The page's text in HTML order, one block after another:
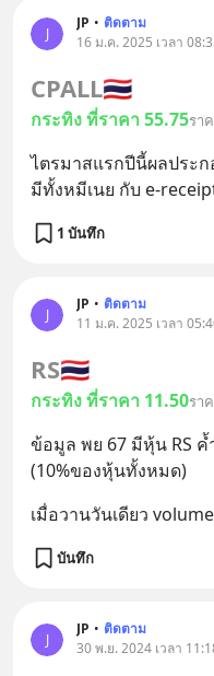
J
JP • ติดตาม
16 ม.ค. 2025 เวลา
CPALL🇹🇭
กระทิง ที่ราคา 55.75รา
ไตรมาสแรกปีนี้ผลประ
มีทั้งหมีเนย กับ e-
1 บันทึก
J
JP • ติดตาม
11 ม.ค. 2025 เวลา
RS🇹🇭
กระทิง ที่ราคา 11.50รา
ข้อมูล พย 67 มีหุ้น RS
(10%ของหุ้นทั้งหมด)
เมื่อวานวันเดียว
บันทึก
J
JP • ติดตาม
30 พ.ย. 2024 เวลา